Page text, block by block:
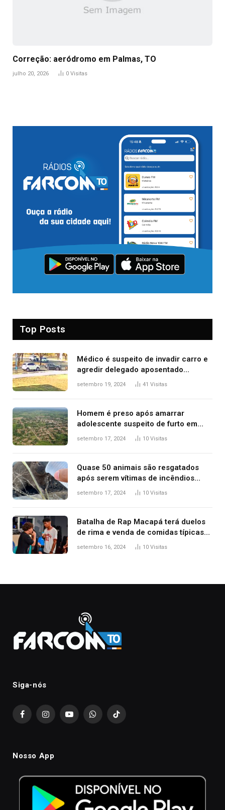
Correção: aeródromo em Palmas, TO
julho 20, 2026 0 Visitas
Top Posts
Médico é suspeito de invadir carro e
agredir delegado aposentado
durante confusão no trânsito
setembro 19, 2024 41 Visitas
Homem é preso após amarrar
adolescente suspeito de furto em
estaca de cerca e agredi-lo
setembro 17, 2024 10 Visitas
Quase 50 animais são resgatados
após serem vítimas de incêndios
florestais no Tocantins
setembro 17, 2024 10 Visitas
Batalha de Rap Macapá terá duelos
de rima e venda de comidas típicas
no Mercado Central
setembro 16, 2024 10 Visitas
Siga-nós
FacebookInstagramYouTubeWhatsAppTikTok
Nosso App